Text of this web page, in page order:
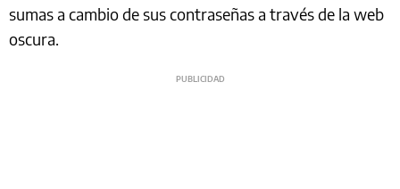
sumas a cambio de sus contraseñas a través de la web
oscura.